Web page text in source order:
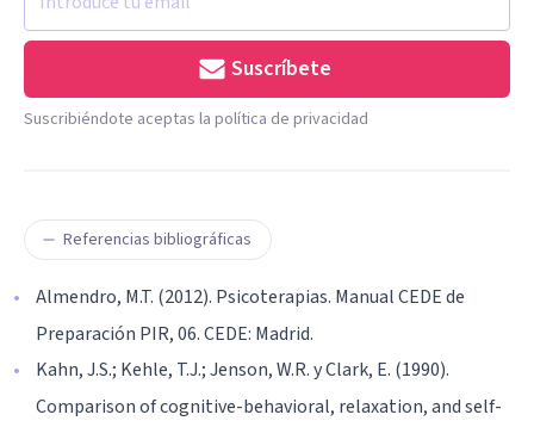
Suscríbete
Suscribiéndote aceptas la política de privacidad
Referencias bibliográficas
Almendro, M.T. (2012). Psicoterapias. Manual CEDE de
Preparación PIR, 06. CEDE: Madrid.
Kahn, J.S.; Kehle, T.J.; Jenson, W.R. y Clark, E. (1990).
Comparison of cognitive-behavioral, relaxation, and self-